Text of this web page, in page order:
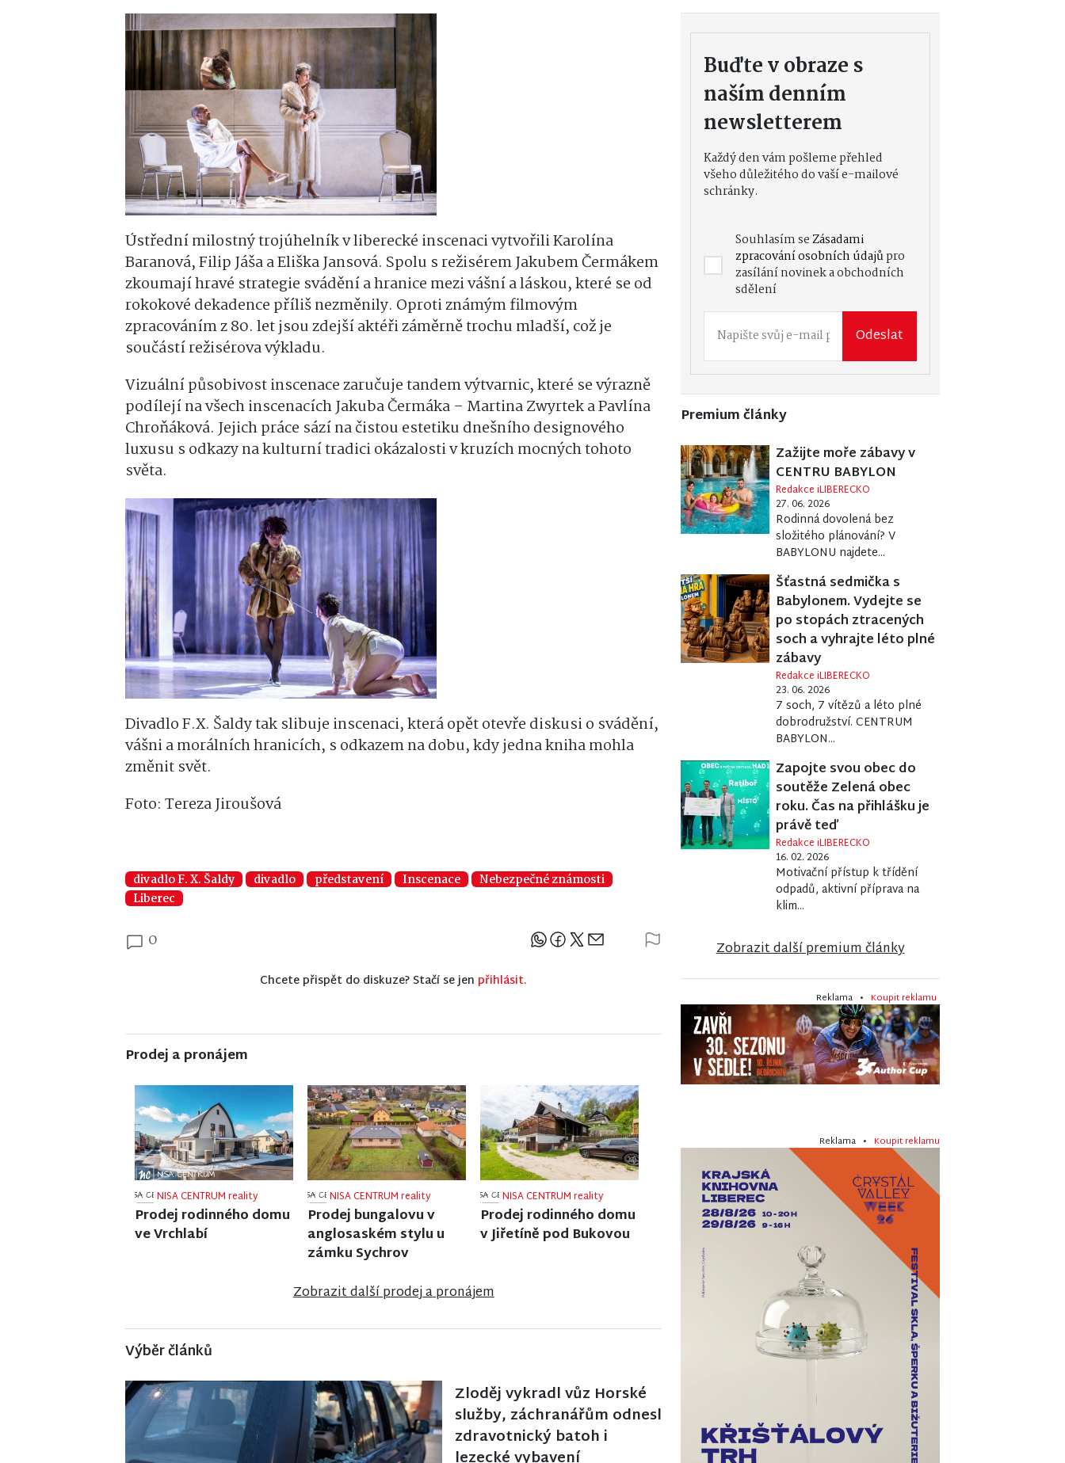
Ústřední milostný trojúhelník v liberecké inscenaci vytvořiliKarolína
Baranová, Filip Jáša a Eliška Jansová. Spolu s režisérem Jakubem Čermákem
zkoumají hravé strategie svádění a hranice mezi vášní a láskou, které se od
rokokové dekadence příliš nezměnily. Oproti známým filmovým
zpracováním z 80. let jsou zdejší aktéři záměrně trochu mladší, což je
součástí režisérova výkladu.
Vizuální působivost inscenace zaručuje tandem výtvarnic, které se výrazně
podílejí na všech inscenacích Jakuba Čermáka – Martina Zwyrtek a Pavlína
Chroňáková. Jejich práce sází na čistou estetiku dnešního designového
luxusu s odkazy na kulturní tradici okázalosti v kruzích mocných tohoto
světa.
Divadlo F.X. Šaldy tak slibuje inscenaci, která opět otevře diskusi o svádění,
vášni a morálních hranicích, s odkazem na dobu, kdy jedna kniha mohla
změnit svět.
Foto: Tereza Jiroušová
divadlo F. X. Šaldy divadlo představení Inscenace
Nebezpečné známosti
Liberec
0
Sdílejte článek
Chcete přispět do diskuze? Stačí se jen přihlásit.
Prodej a pronájem
NISA CENTRUM reality
Prodej bytu 1+1 v Liberci
NISA CENTRUM reality
Prodej rodinného domu
v Poniklé
NISA CENTRUM reality
Prodej rodinného domu
ve Velkých Hamrech
Zobrazit další prodej a pronájem
Výběr článků
Zloděj vykradl vůz Horské
služby, záchranářům odnesl
zdravotnický batoh i
Buďte v obraze s
naším denním
newsletterem
Každý den vám pošleme přehled
všeho důležitého do vaší e-mailové
schránky.
Souhlasím seZásadami
zpracování osobních údajůpro
zasílání novinek a obchodních
sdělení
Odeslat
Premium články
Zažijte moře zábavy v
CENTRU BABYLON
Redakce iLIBERECKO
27. 06. 2026
Rodinná dovolená bez
složitého plánování? V
BABYLONU najdete...
Šťastná sedmička s
Babylonem. Vydejte se
po stopách ztracených
soch a vyhrajte léto plné
zábavy
Redakce iLIBERECKO
23. 06. 2026
7 soch, 7 vítězů a léto plné
dobrodružství. CENTRUM
BABYLON...
Zapojte svou obec do
soutěže Zelená obec
roku. Čas na přihlášku je
právě teď
Redakce iLIBERECKO
16. 02. 2026
Motivační přístup k třídění
odpadů, aktivní příprava na
klim...
Zobrazit další premium články
Reklama • Koupit reklamu
Reklama • Koupit reklamu